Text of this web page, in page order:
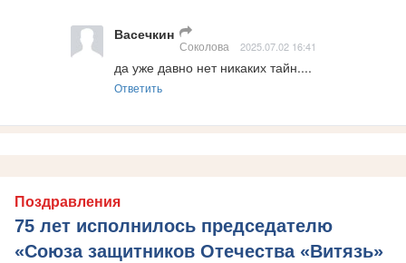
Васечкин
Соколова 2025.07.02 16:41
да уже давно нет никаких тайн....
Ответить
Поздравления
75 лет исполнилось председателю
«Союза защитников Отечества «Витязь»